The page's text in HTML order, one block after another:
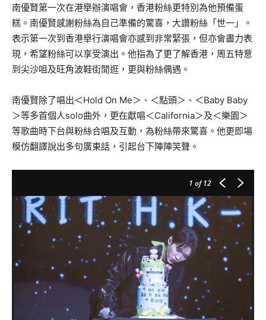
南優賢第一次在港舉辦演唱會，香港粉絲更特別為他預備蛋
糕。南優賢感謝粉絲為自己準備的驚喜，大讚粉絲「世一」。
表示第一次到香港舉行演唱會亦感到非常緊張，但亦會盡力表
現，希望粉絲可以享受演出。他指為了更了解香港，周五特意
到尖沙咀及旺角波鞋街閒逛，更與粉絲偶遇。
南優賢除了唱出＜Hold On Me＞、＜點頭＞、＜Baby Baby
＞等多首個人solo曲外，更在獻唱＜California＞及＜樂園＞
等歌曲時下台與粉絲合唱及互動，為粉絲帶來驚喜。他更即場
模仿翻譯說出多句廣東話，引起台下陣陣笑聲。
1 of 12